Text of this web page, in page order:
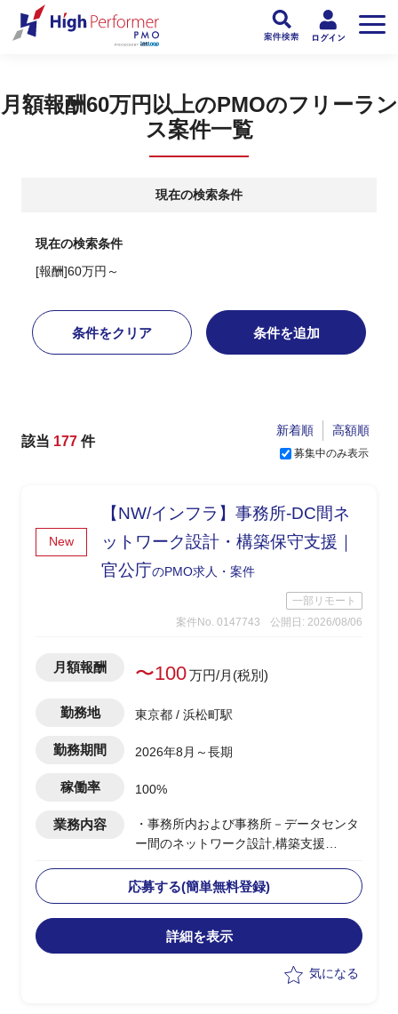
月額報酬60万円以上のPMOのフリーラン
ス案件一覧
現在の検索条件
現在の検索条件
[報酬]60万円～
条件をクリア 条件を追加
該当 177 件
募集中のみ表示
新着順 高額順
New
【NW/インフラ】事務所-DC間ネ
ットワーク設計・構築保守支援｜
官公庁のPMO求人・案件
一部リモート
案件No. 0147743
公開日: 2026/08/06
月額報酬 〜100万円/月(税別)
勤務地 東京都 / 浜松町駅
勤務期間 2026年8月～長期
稼働率 100%
業務内容
・事務所内および事務所－データセンタ
ー間のネットワーク設計,構築支援
するインフラ支援全般
・お客様立場での成果物確認、技術的支
援、関連ドキュメント作成
・構築／保守PJにおける進捗管理,品質
・ネットワークに知見の薄い客先プロパ
応募する(簡単無料登録)
詳細を表示
気になる